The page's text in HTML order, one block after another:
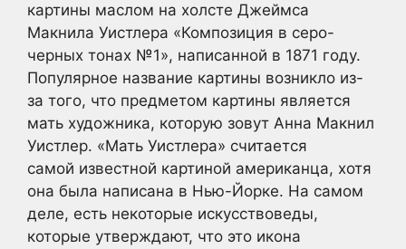
картины маслом на холсте Джеймса
Макнила Уистлера «Композиция в серо-
черных тонах №1», написанной в 1871 году.
Популярное название картины возникло из-
за того, что предметом картины является
мать художника, которую зовут Анна Макнил
Уистлер. «Мать Уистлера» считается
самой известной картиной американца, хотя
она была написана в Нью-Йорке. На самом
деле, есть некоторые искусствоведы,
которые утверждают, что это икона